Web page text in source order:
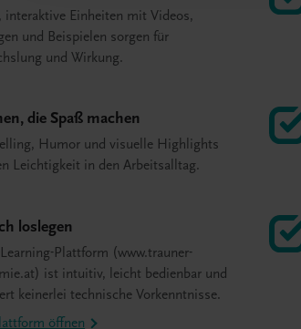
interaktive Einheiten mit Videos,
und Beispielen sorgen für
und Wirkung.
die Spaß machen
Humor und visuelle Highlights
Leichtigkeit in den Arbeitsalltag.
loslegen
Plattform (www.trauner-
ist intuitiv, leicht bedienbar und
keinerlei technische Vorkenntnisse.
öffnen